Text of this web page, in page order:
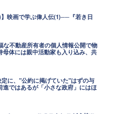
】映画で学ぶ偉人伝(1)──『若き日
な不動産所有者の個人情報公開で物
体には親中活動家も入り込み、共
に、"公約に掲げていた"はずの与
ではあるが「小さな政府」にはほ